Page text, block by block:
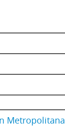
Metropolitana